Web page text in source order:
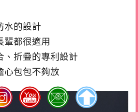
水的設計
輩都很適用
、折疊的專利設計
心包包不夠放